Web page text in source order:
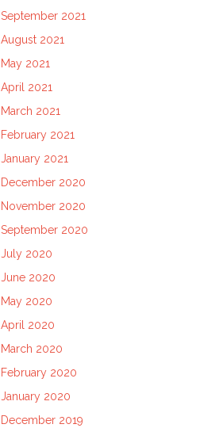
September 2021
August 2021
May 2021
April 2021
March 2021
February 2021
January 2021
December 2020
November 2020
September 2020
July 2020
June 2020
May 2020
April 2020
March 2020
February 2020
January 2020
December 2019